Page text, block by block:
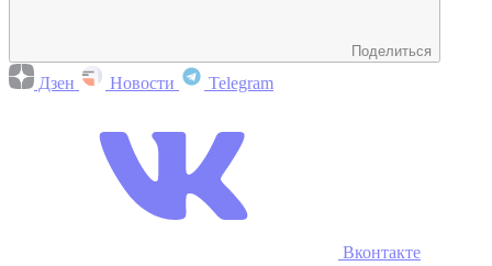
Поделиться
Дзен Новости Telegram
Вконтакте